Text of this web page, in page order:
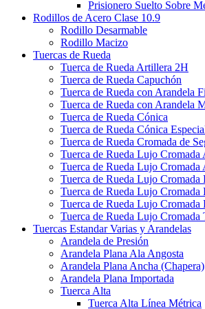
Prisionero Suelto Sobre
Rodillos de Acero Clase 10.9
Rodillo Desarmable
Rodillo Macizo
Tuercas de Rueda
Tuerca de Rueda Artillera 2H
Tuerca de Rueda Capuchón
Tuerca de Rueda con Arandela
Tuerca de Rueda con Arandela
Tuerca de Rueda Cónica
Tuerca de Rueda Cónica
Tuerca de Rueda Cromada de
Tuerca de Rueda Lujo Cromada
Tuerca de Rueda Lujo Cromada
Tuerca de Rueda Lujo Cromada
Tuerca de Rueda Lujo
Tuerca de Rueda Lujo Cromada
Tuerca de Rueda Lujo Cromada
Tuercas Estandar Varias y Arandelas
Arandela de Presión
Arandela Plana Ala Angosta
Arandela Plana Ancha (Chapera)
Arandela Plana Importada
Tuerca Alta
Tuerca Alta Línea Métrica